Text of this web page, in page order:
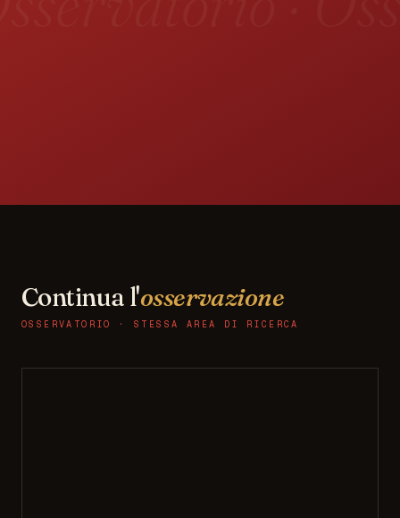
Continua l'osservazione
OSSERVATORIO · STESSA AREA DI RICERCA